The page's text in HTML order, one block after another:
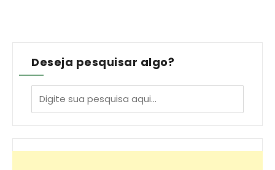
Deseja pesquisar algo?